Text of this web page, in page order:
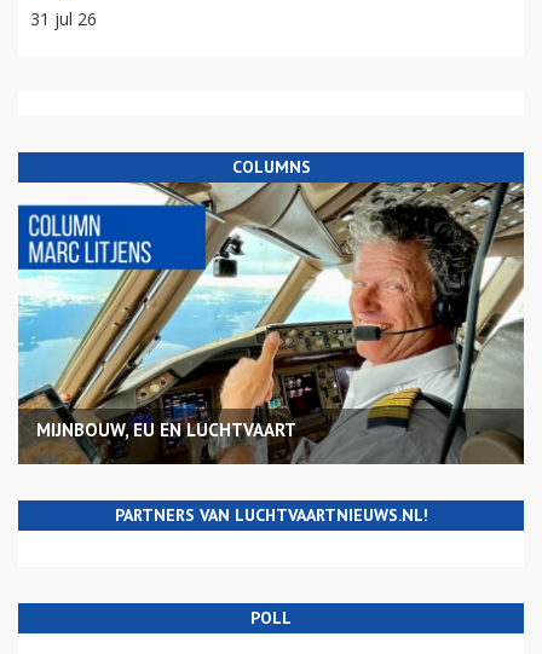
31 jul 26
COLUMNS
MIJNBOUW, EU EN LUCHTVAART
PARTNERS VAN LUCHTVAARTNIEUWS.NL!
POLL